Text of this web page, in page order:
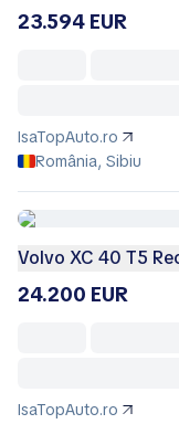
23.594 EUR
IsaTopAuto.ro
România, Sibiu
Volvo XC 40 T5
24.200 EUR
IsaTopAuto.ro